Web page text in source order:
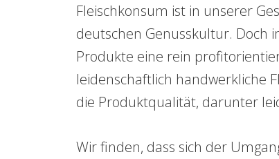
Fleischkonsum ist in unserer
deutschen Genusskultur. Doch
Produkte eine rein
leidenschaftlich handwerkliche
die Produktqualität, darunter
Wir finden, dass sich der